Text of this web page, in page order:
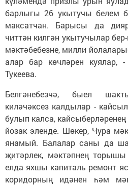
барлыгы 26 укытучы белем
максатчан. Барысы да
читтән килгән укытучылар
мәктәбебезне, милли
алар бар көчләрен куялар,
Тукеева.
Белгәнебезчә, быел
киләчәксез калдылар -
булып калса,
йозак эленде. Шөкер, Чура
янамый. Балалар саны да
җитәрлек, мәктәпнең
елда яхшы капиталь ремонт
коридорның идәнен һәм